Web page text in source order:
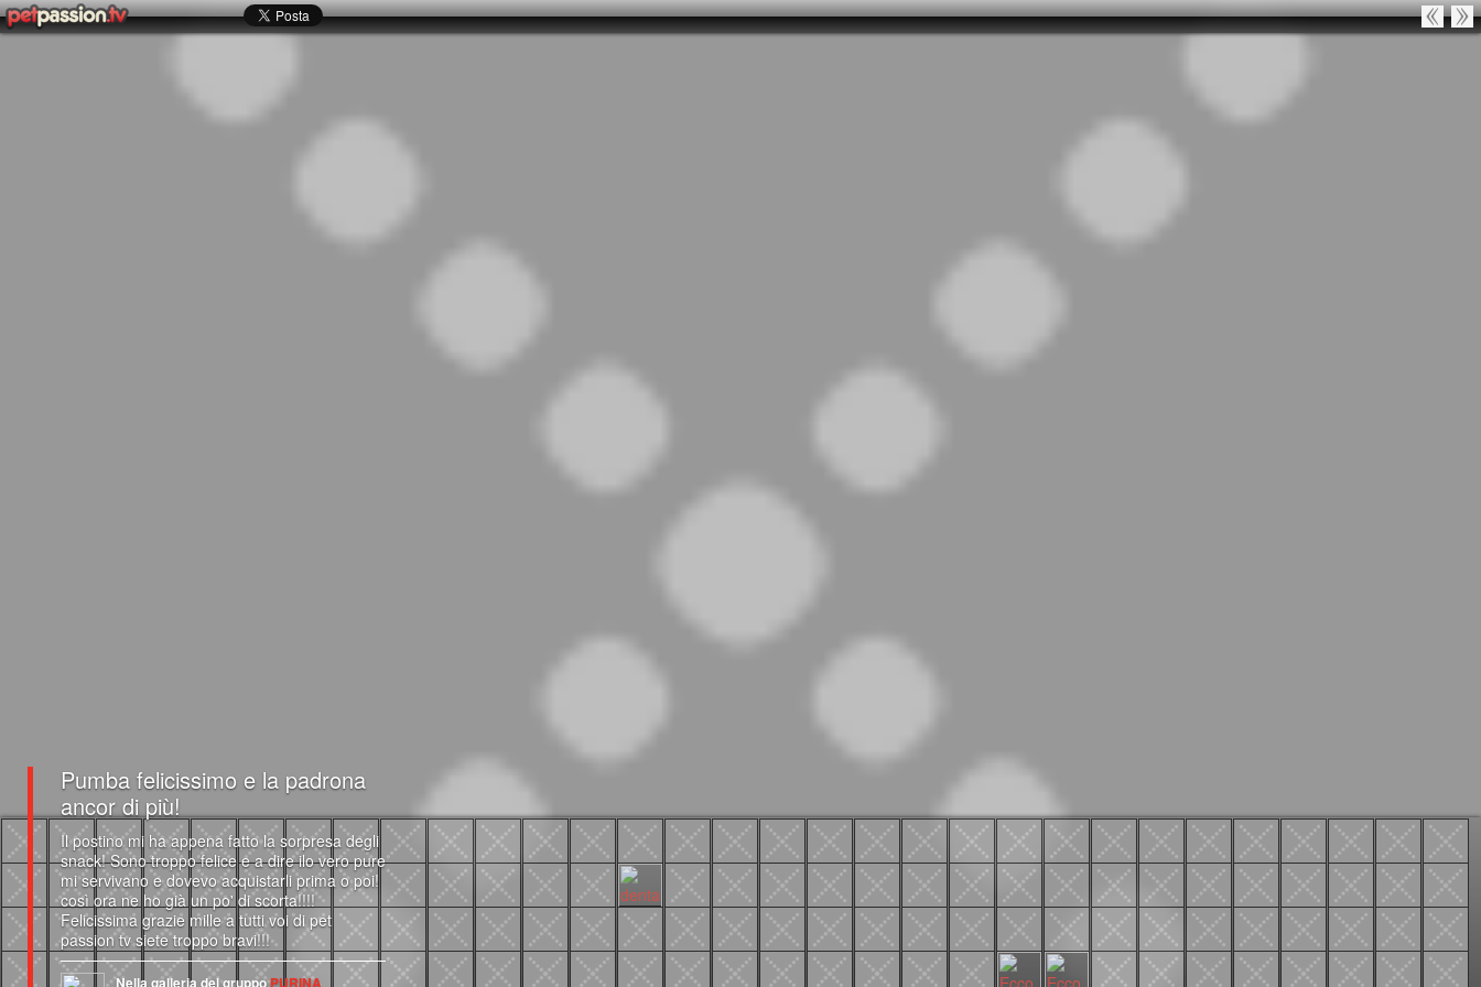
Warning: session_start(): open(/var/lib/php/sessions/sess_drtlo54r62ml20krosq0n4qkm3, O_RDWR) failed: File o directory non esistente (2) in/var/www/petpassion/petpassion/index.phpon line18
Pumba felicissimo e la padrona
ancor di più!
Il postino mi ha appena fatto la sorpresa degli
snack! Sono troppo felice e a dire ilo vero pure
mi servivano e dovevo acquistarli prima o poi!
così ora ne ho già un po' di scorta!!!!
Felicissima grazie mille a tutti voi di pet
passion tv siete troppo bravi!!!
Nella galleria del gruppoPURINA